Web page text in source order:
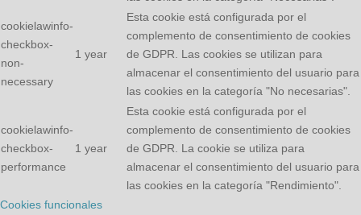
cookielawinfo-
checkbox-
non-
necessary
1 year
Esta cookie está configurada por el
complemento de consentimiento de cookies
de GDPR. Las cookies se utilizan para
almacenar el consentimiento del usuario para
las cookies en la categoría "No necesarias".
cookielawinfo-
checkbox-
performance
1 year
Esta cookie está configurada por el
complemento de consentimiento de cookies
de GDPR. La cookie se utiliza para
almacenar el consentimiento del usuario para
las cookies en la categoría "Rendimiento".
Cookies funcionales